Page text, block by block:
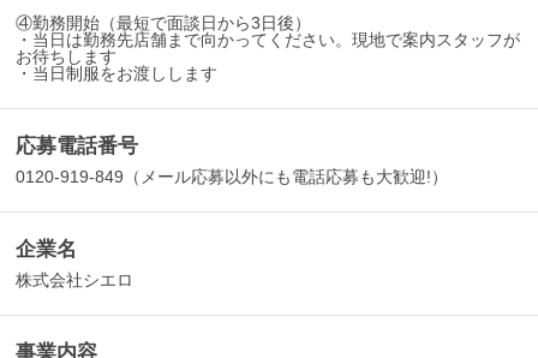
④勤務開始（最短で面談日から3日後）
・当日は勤務先店舗まで向かってください。現地で案内スタッフが
お待ちします
・当日制服をお渡しします
応募電話番号
0120-919-849（メール応募以外にも電話応募も大歓迎!）
企業名
株式会社シエロ
事業内容